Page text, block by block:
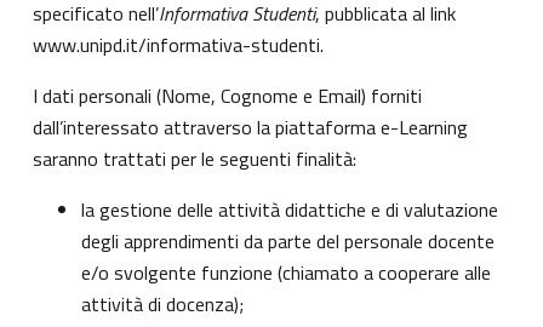
specificato nell’Informativa Studenti, pubblicata al link
www.unipd.it/informativa-studenti.
I dati personali (Nome, Cognome e Email) forniti
dall’interessato attraverso la piattaforma e-Learning
saranno trattati per le seguenti finalità:
la gestione delle attività didattiche e di valutazione
degli apprendimenti da parte del personale docente
e/o svolgente funzione (chiamato a cooperare alle
attività di docenza);